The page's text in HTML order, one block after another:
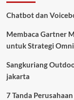
Chatbot dan
Membaca Gartner
untuk Strategi
Sangkuriang
jakarta
7 Tanda